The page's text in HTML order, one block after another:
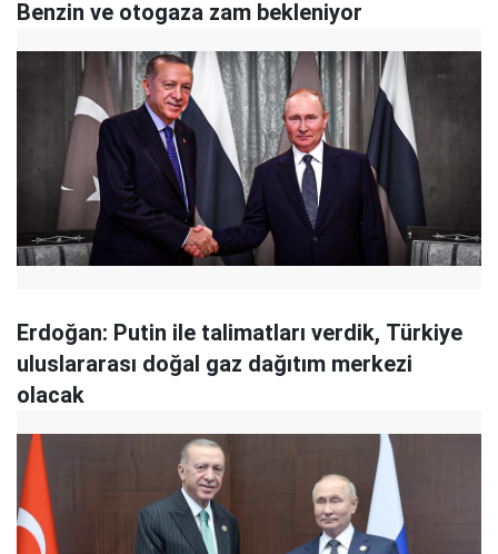
Benzin ve otogaza zam bekleniyor
Erdoğan: Putin ile talimatları verdik, Türkiye
uluslararası doğal gaz dağıtım merkezi
olacak